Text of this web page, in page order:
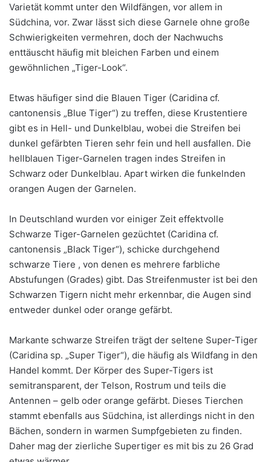
Varietät kommt unter den Wildfängen, vor allem in
Südchina, vor. Zwar lässt sich diese Garnele ohne große
Schwierigkeiten vermehren, doch der Nachwuchs
enttäuscht häufig mit bleichen Farben und einem
gewöhnlichen „Tiger-Look“.
Etwas häufiger sind die Blauen Tiger (Caridina cf.
cantonensis „Blue Tiger“) zu treffen, diese Krustentiere
gibt es in Hell- und Dunkelblau, wobei die Streifen bei
dunkel gefärbten Tieren sehr fein und hell ausfallen. Die
hellblauen Tiger-Garnelen tragen indes Streifen in
Schwarz oder Dunkelblau. Apart wirken die funkelnden
orangen Augen der Garnelen.
In Deutschland wurden vor einiger Zeit effektvolle
Schwarze Tiger-Garnelen gezüchtet (Caridina cf.
cantonensis „Black Tiger“), schicke durchgehend
schwarze Tiere , von denen es mehrere farbliche
Abstufungen (Grades) gibt. Das Streifenmuster ist bei den
Schwarzen Tigern nicht mehr erkennbar, die Augen sind
entweder dunkel oder orange gefärbt.
Markante schwarze Streifen trägt der seltene Super-Tiger
(Caridina sp. „Super Tiger“), die häufig als Wildfang in den
Handel kommt. Der Körper des Super-Tigers ist
semitransparent, der Telson, Rostrum und teils die
Antennen – gelb oder orange gefärbt. Dieses Tierchen
stammt ebenfalls aus Südchina, ist allerdings nicht in den
Bächen, sondern in warmen Sumpfgebieten zu finden.
Daher mag der zierliche Supertiger es mit bis zu 26 Grad